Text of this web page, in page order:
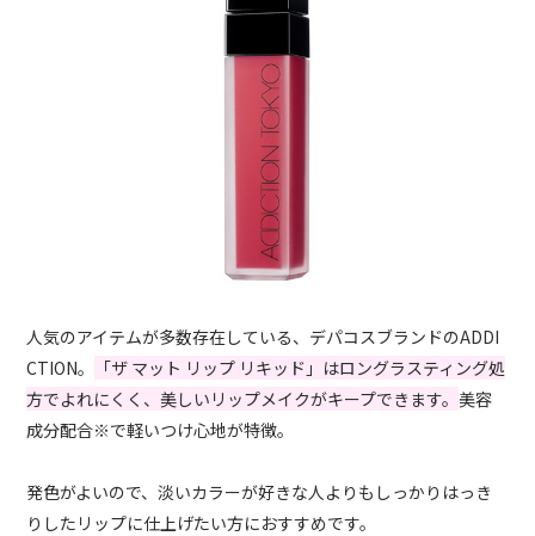
人気のアイテムが多数存在している、デパコスブランドのADDI
CTION。
「ザ マット リップ リキッド」はロングラスティング処
方でよれにくく、美しいリップメイクがキープできます。美容
成分配合※で軽いつけ心地が特徴。
発色がよいので、淡いカラーが好きな人よりもしっかりはっき
りしたリップに仕上げたい方におすすめです。